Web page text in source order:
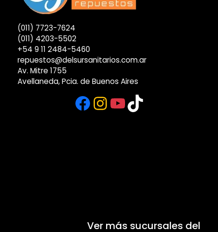
(011) 7723-7624
(011) 4203-5502
+54 9 11 2484-5460
repuestos@delsursanitarios.com.ar
Av. Mitre 1755
Avellaneda, Pcia. de Buenos Aires
Facebook
Instagram
YouTube
TikTok
Ver más sucursales del